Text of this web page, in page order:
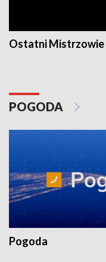
Ostatni Mistrzowie
POGODA
Pogoda